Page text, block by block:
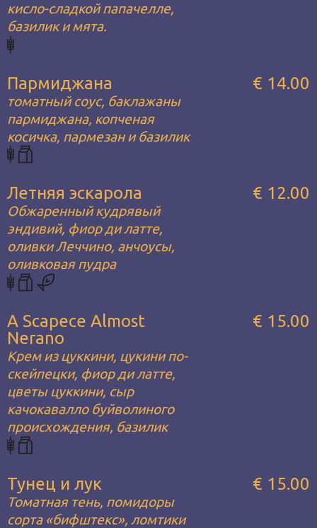
кисло-сладкой папачелле,
базилик и мята.
Пармиджана
томатный соус, баклажаны
пармиджана, копченая
косичка, пармезан и базилик
€ 14.00
Летняя эскарола
Обжаренный кудрявый
эндивий, фиор ди латте,
оливки Леччино, анчоусы,
оливковая пудра
€ 12.00
A Scapece Almost
Nerano
Крем из цуккини, цукини по-
скейпецки, фиор ди латте,
цветы цуккини, сыр
качокавалло буйволиного
происхождения, базилик
€ 15.00
Тунец и лук
Томатная тень, помидоры
сорта «бифштекс», ломтики
€ 15.00